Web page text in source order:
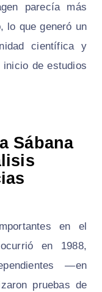
parecía más
lo que generó un
científica y
de estudios
Sábana
en el
en 1988,
—en
pruebas de